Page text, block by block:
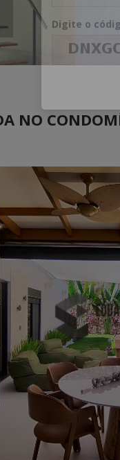
NO
Telefone ou
Digite o